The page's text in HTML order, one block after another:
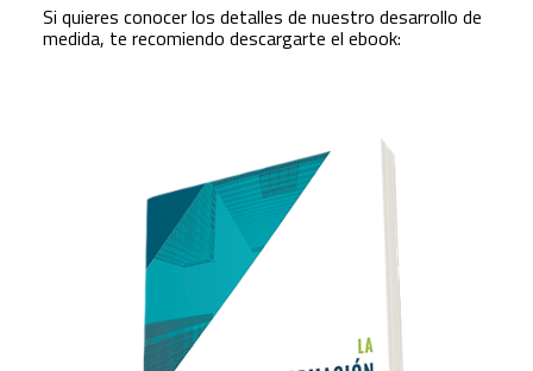
Si quieres conocer los detalles de nuestro desarrollo de
medida, te recomiendo descargarte el ebook: